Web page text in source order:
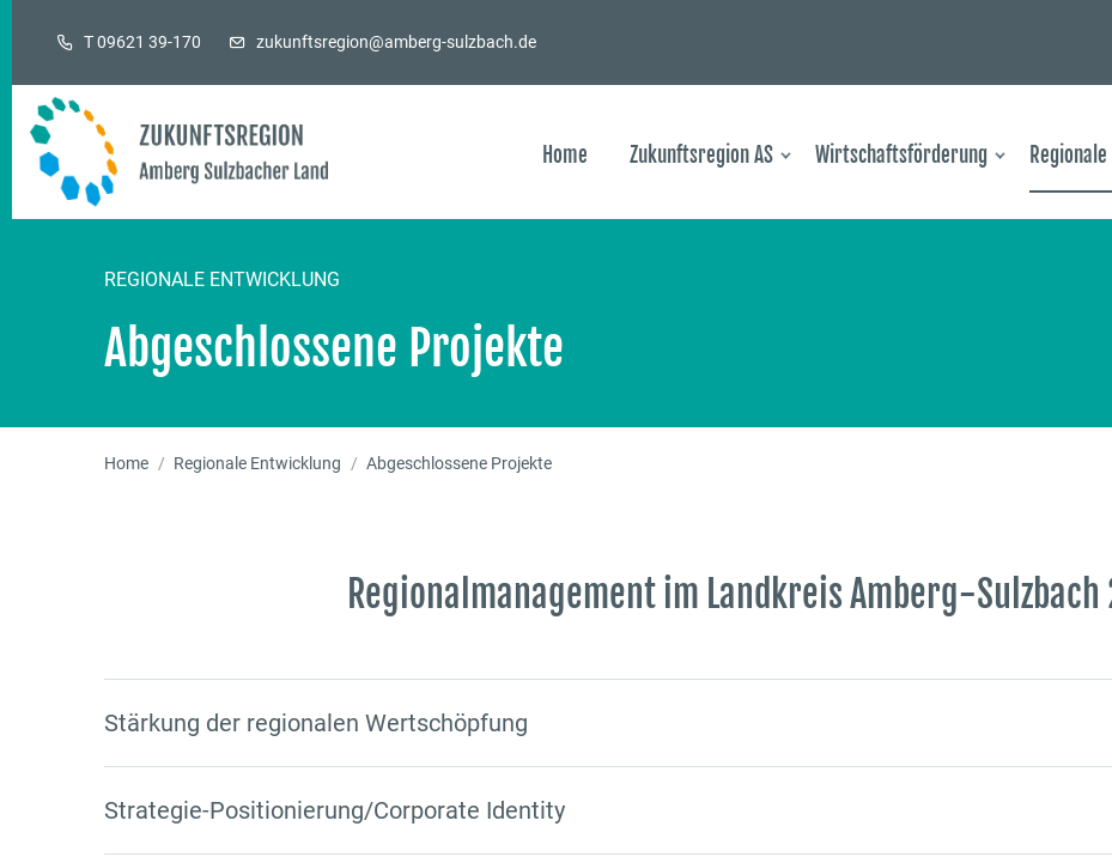
T 09621 39-170 zukunftsregion@amberg-sulzbach.de
Home Zukunftsregion AS Wirtschaftsförderung
REGIONALE ENTWICKLUNG
Abgeschlossene Projekte
Home Regionale Entwicklung Abgeschlossene Projekte
Regionalmanagement im Landkreis Amberg-
Stärkung der regionalen Wertschöpfung
Strategie-Positionierung/Corporate Identity